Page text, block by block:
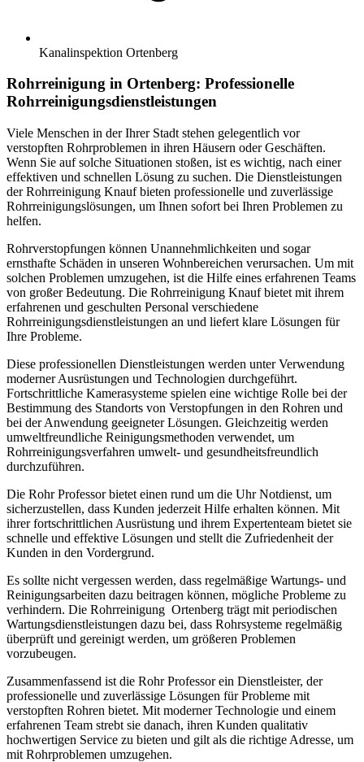
Kanalinspektion Ortenberg
Rohrreinigung in Ortenberg: Professionelle
Rohrreinigungsdienstleistungen
Viele Menschen in der Ihrer Stadt stehen gelegentlich vor
verstopften Rohrproblemen in ihren Häusern oder Geschäften.
Wenn Sie auf solche Situationen stoßen, ist es wichtig, nach einer
effektiven und schnellen Lösung zu suchen. Die Dienstleistungen
der Rohrreinigung Knauf bieten professionelle und zuverlässige
Rohrreinigungslösungen, um Ihnen sofort bei Ihren Problemen zu
helfen.
Rohrverstopfungen können Unannehmlichkeiten und sogar
ernsthafte Schäden in unseren Wohnbereichen verursachen. Um mit
solchen Problemen umzugehen, ist die Hilfe eines erfahrenen Teams
von großer Bedeutung. Die Rohrreinigung Knauf bietet mit ihrem
erfahrenen und geschulten Personal verschiedene
Rohrreinigungsdienstleistungen an und liefert klare Lösungen für
Ihre Probleme.
Diese professionellen Dienstleistungen werden unter Verwendung
moderner Ausrüstungen und Technologien durchgeführt.
Fortschrittliche Kamerasysteme spielen eine wichtige Rolle bei der
Bestimmung des Standorts von Verstopfungen in den Rohren und
bei der Anwendung geeigneter Lösungen. Gleichzeitig werden
umweltfreundliche Reinigungsmethoden verwendet, um
Rohrreinigungsverfahren umwelt- und gesundheitsfreundlich
durchzuführen.
Die Rohr Professor bietet einen rund um die Uhr Notdienst, um
sicherzustellen, dass Kunden jederzeit Hilfe erhalten können. Mit
ihrer fortschrittlichen Ausrüstung und ihrem Expertenteam bietet sie
schnelle und effektive Lösungen und stellt die Zufriedenheit der
Kunden in den Vordergrund.
Es sollte nicht vergessen werden, dass regelmäßige Wartungs- und
Reinigungsarbeiten dazu beitragen können, mögliche Probleme zu
verhindern. Die Rohrreinigung Ortenberg trägt mit periodischen
Wartungsdienstleistungen dazu bei, dass Rohrsysteme regelmäßig
überprüft und gereinigt werden, um größeren Problemen
vorzubeugen.
Zusammenfassend ist die Rohr Professor ein Dienstleister, der
professionelle und zuverlässige Lösungen für Probleme mit
verstopften Rohren bietet. Mit moderner Technologie und einem
erfahrenen Team strebt sie danach, ihren Kunden qualitativ
hochwertigen Service zu bieten und gilt als die richtige Adresse, um
mit Rohrproblemen umzugehen.